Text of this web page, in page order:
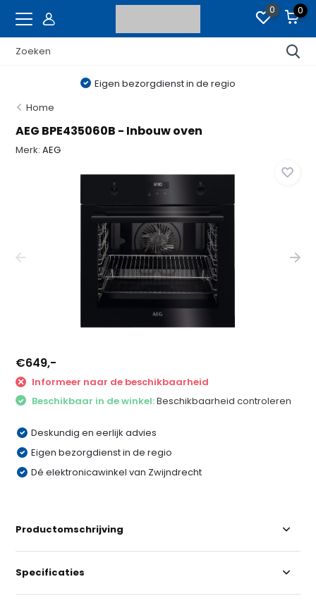
0 0
Eigen bezorgdienst in de regio
Home
AEG BPE435060B - Inbouw oven
Merk:AEG
€649,-
Informeer naar de beschikbaarheid
Beschikbaar in de winkel:Beschikbaarheid controleren
Deskundig en eerlijk advies
Eigen bezorgdienst in de regio
Dé elektronicawinkel van Zwijndrecht
Productomschrijving
Specificaties